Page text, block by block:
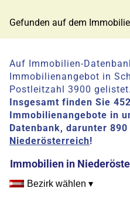
Gefunden auf dem
Auf Immobilien-
Immobilienangebot in
Postleitzahl 3900 gelistet.
Insgesamt finden Sie
Immobilienangebote in
Datenbank, darunter 890
Niederösterreich!
Immobilien in
Bezirk wählen ▾